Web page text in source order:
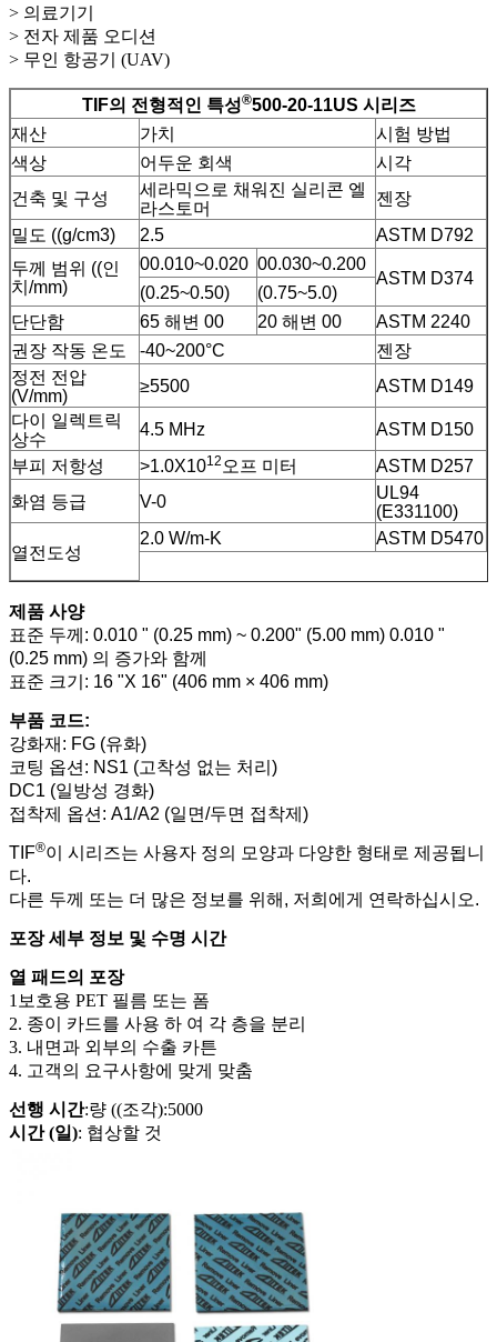
> 의료기기
> 전자 제품 오디션
> 무인 항공기 (UAV)
TIF의 전형적인 특성®500-20-11US 시리즈
재산
가치
시험 방법
색상
어두운 회색
시각
건축 및 구성
세라믹으로 채워진 실리콘 엘
라스토머
젠장
밀도 ((g/cm3)
2.5
ASTM D792
두께 범위 ((인
치/mm)
00.010~0.020 00.030~0.200
ASTM D374
(0.25~0.50)
(0.75~5.0)
단단함
65 해변 00 20 해변 00
ASTM 2240
권장 작동 온도
-40~200°C
젠장
정전 전압
(V/mm)
≥5500
ASTM D149
다이 일렉트릭
상수
4.5 MHz
ASTM D150
부피 저항성
>1.0X1012 오프 미터
ASTM D257
화염 등급
V-0
UL94
(E331100)
열전도성
2.0 W/m-K ASTM D5470
제품 사양
표준 두께: 0.010 " (0.25 mm) ~ 0.200" (5.00 mm) 0.010 "
(0.25 mm) 의 증가와 함께
표준 크기: 16 "X 16" (406 mm × 406 mm)
부품 코드:
강화재: FG (유화)
코팅 옵션: NS1 (고착성 없는 처리)
DC1 (일방성 경화)
접착제 옵션: A1/A2 (일면/두면 접착제)
TIF®이 시리즈는 사용자 정의 모양과 다양한 형태로 제공됩니
다.
다른 두께 또는 더 많은 정보를 위해, 저희에게 연락하십시오.
포장 세부 정보 및 수명 시간
열 패드의 포장
1보호용 PET 필름 또는 폼
2. 종이 카드를 사용 하 여 각 층을 분리
3. 내면과 외부의 수출 카튼
4. 고객의 요구사항에 맞게 맞춤
선행 시간:량 ((조각):5000
시간 (일): 협상할 것